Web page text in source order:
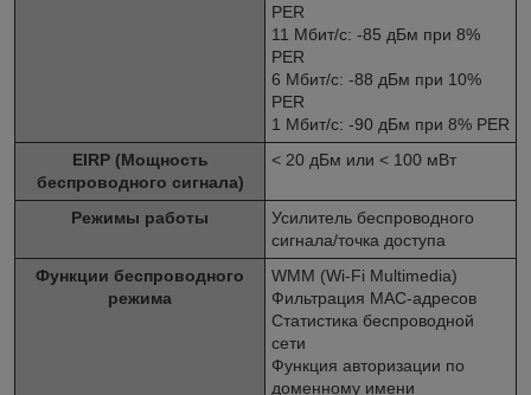
PER
11 Мбит/с: -85 дБм при 8%
PER
6 Мбит/с: -88 дБм при 10%
PER
1 Мбит/с: -90 дБм при 8% PER
EIRP (Мощность
беспроводного сигнала)
< 20 дБм или < 100 мВт
Режимы работы
Усилитель беспроводного
сигнала/точка доступа
Функции беспроводного
режима
WMM (Wi-Fi Multimedia)
Фильтрация MAC-адресов
Статистика беспроводной
сети
Функция авторизации по
доменному имени